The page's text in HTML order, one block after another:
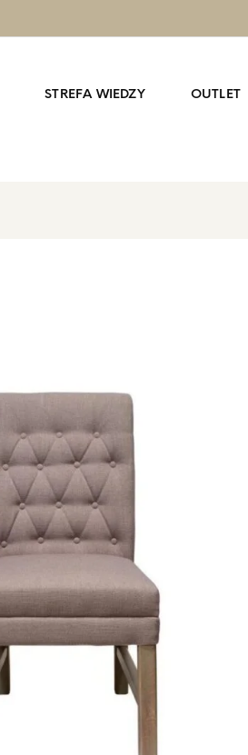
STREFA WIEDZY OUTLET